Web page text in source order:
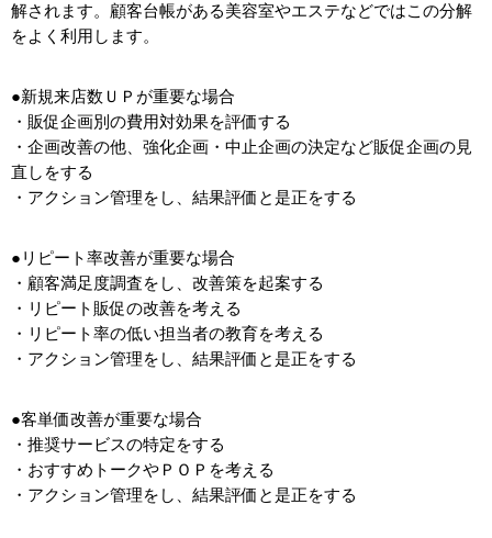
解されます。顧客台帳がある美容室やエステなどではこの分解
をよく利用します。
●新規来店数ＵＰが重要な場合
・販促企画別の費用対効果を評価する
・企画改善の他、強化企画・中止企画の決定など販促企画の見
直しをする
・アクション管理をし、結果評価と是正をする
●リピート率改善が重要な場合
・顧客満足度調査をし、改善策を起案する
・リピート販促の改善を考える
・リピート率の低い担当者の教育を考える
・アクション管理をし、結果評価と是正をする
●客単価改善が重要な場合
・推奨サービスの特定をする
・おすすめトークやＰＯＰを考える
・アクション管理をし、結果評価と是正をする